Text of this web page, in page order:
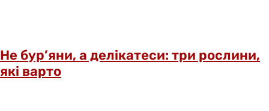
Не бур’яни, а делікатеси: три рослини,
які варто